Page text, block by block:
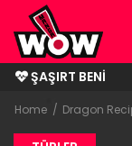
ŞAŞIRT BENI
BITMIŞ
Home Dragon